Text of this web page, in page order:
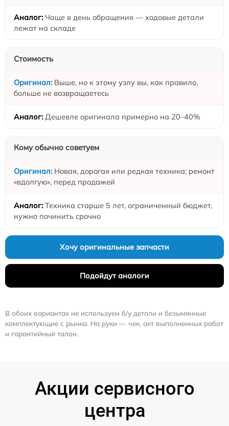
Чаще в день обращения — ходовые детали
лежат на складе
Стоимость
Выше, но к этому узлу вы, как правило,
больше не возвращаетесь
Дешевле оригинала примерно на 20–40%
Кому обычно советуем
Новая, дорогая или редкая техника; ремонт
«вдолгую», перед продажей
Техника старше 5 лет, ограниченный бюджет,
нужно починить срочно
Хочу оригинальные запчасти
Подойдут аналоги
В обоих вариантах не используем б/у детали и безымянные
комплектующие с рынка. На руки — чек, акт выполненных работ
и гарантийный талон.
Акции сервисного
центра